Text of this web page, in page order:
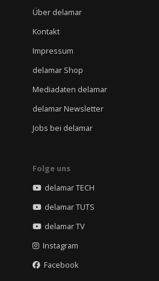
Über delamar
Kontakt
Impressum
delamar Shop
Mediadaten delamar
delamar Newsletter
Jobs bei delamar
Folge uns
delamar TECH
delamar TUTS
delamar TV
Instagram
Facebook